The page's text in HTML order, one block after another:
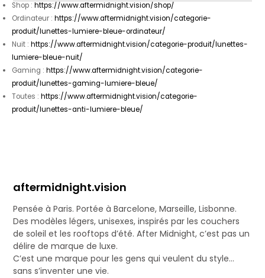
Shop : https://www.aftermidnight.vision/shop/
Ordinateur : https://www.aftermidnight.vision/categorie-
produit/lunettes-lumiere-bleue-ordinateur/
Nuit : https://www.aftermidnight.vision/categorie-produit/lunettes-
lumiere-bleue-nuit/
Gaming : https://www.aftermidnight.vision/categorie-
produit/lunettes-gaming-lumiere-bleue/
Toutes : https://www.aftermidnight.vision/categorie-
produit/lunettes-anti-lumiere-bleue/
aftermidnight.vision
Pensée à Paris. Portée à Barcelone, Marseille, Lisbonne.
Des modèles légers, unisexes, inspirés par les couchers
de soleil et les rooftops d’été. After Midnight, c’est pas un
délire de marque de luxe.
C’est une marque pour les gens qui veulent du style…
sans s’inventer une vie.